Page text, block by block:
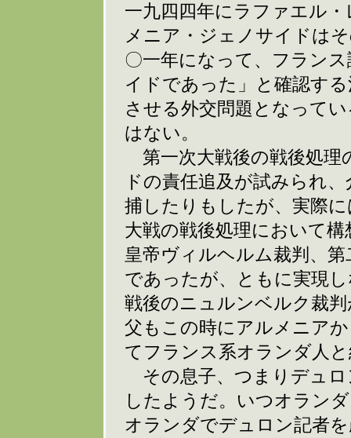
一九四四年にラファエル
メニア・ジェノサイドは
〇一年になって、フラン
イドであった」と確認す
させる外交問題となって
はない。
第一次大戦後の戦後処理
ドの責任追及が試みられ
捕したりもしたが、実際
大戦の戦後処理において
皇帝ヴィルヘルム裁判、
であったが、ともに実現
戦後のニュルンベルク裁
父もこの時にアルメニア
てフランス系オランダ人
その息子、つまりデュロ
したようだ。いつオラン
オランダでデュロン記者